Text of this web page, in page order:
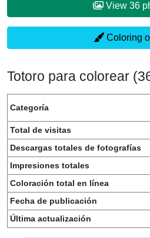
Coloring
Totoro para colorear
Categoría
Total de visitas
Descargas totales de fotografías
Impresiones totales
Coloración total en línea
Fecha de publicación
Última actualización